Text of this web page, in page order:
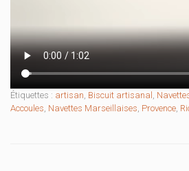
Étiquettes : artisan Biscuit artisanal
Accoules Navettes Marseillaises Provence